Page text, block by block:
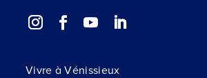
Vivre à Vénissieux